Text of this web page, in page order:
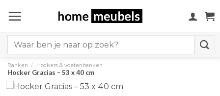
naar
for:
Banken / Hockers & voetenbanken
Hocker Gracias – 53 x 40 cm